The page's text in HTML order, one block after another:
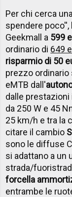
Per chi cerca
spendere poco'',
Geekmall a 599
ordinario di 649
risparmio di 50
prezzo ordinario
eMTB dall'
dalle prestazioni
da 250 W e 45
25 km/h e tra la
citare il cambio
sono le diffuse
si adattano a un
strada/
forcella
entrambe le